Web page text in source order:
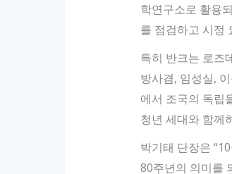
학연구소로 활용
를 점검하고 시정
특히 반크는 로즈
방사겸, 임성실,
에서 조국의 독립
청년 세대와 함께
박기태 단장은
80주년의 의미를